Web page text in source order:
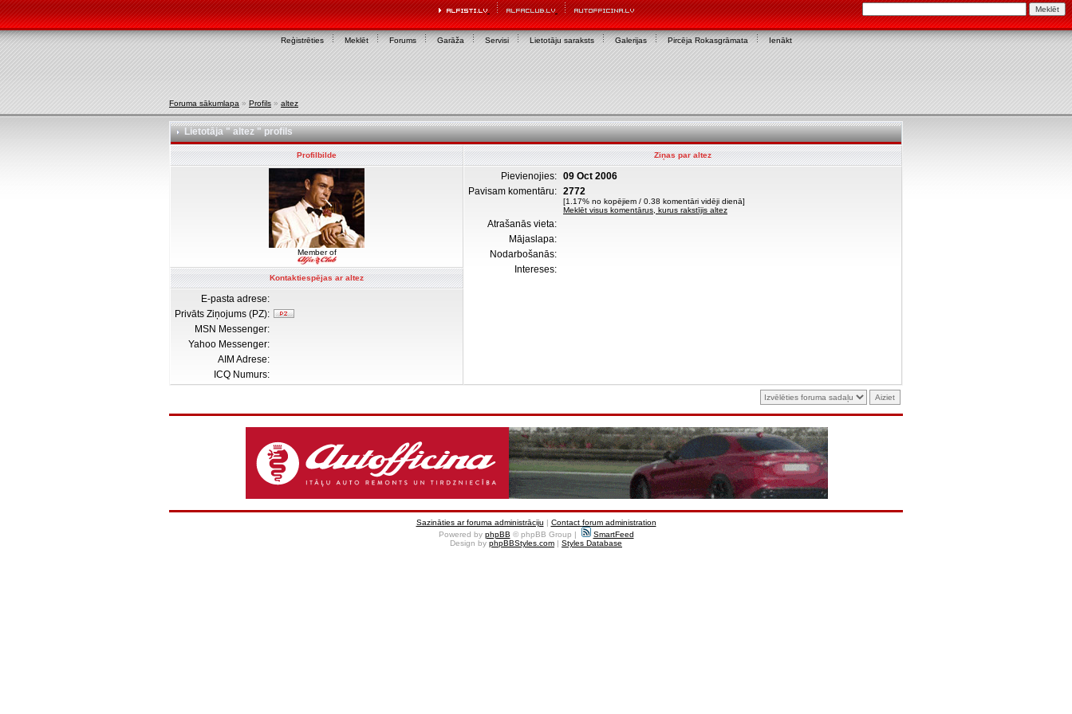
Reģistrēties Meklēt Forums Garāža Servisi Lietotāju saraksts Galerijas Pircēja Rokasgrāmata Ienākt
Foruma sākumlapa » Profils » altez
Lietotāja " altez " profils
Profilbilde Ziņas par altez
Member of
Pievienojies: 09 Oct 2006
Pavisam komentāru: 2772
[1.17% no kopējiem / 0.38 komentāri vidēji dienā]
Meklēt visus komentārus, kurus rakstījis altez
Atrašanās vieta:
Mājaslapa:
Nodarbošanās:
Intereses:
Kontaktiespējas ar altez
E-pasta adrese:
Privāts Ziņojums (PZ):
MSN Messenger:
Yahoo Messenger:
AIM Adrese:
ICQ Numurs:
Sazināties ar foruma administrāciju | Contact forum administration
Powered by phpBB © phpBB Group |
SmartFeed
Design by phpBBStyles.com | Styles Database